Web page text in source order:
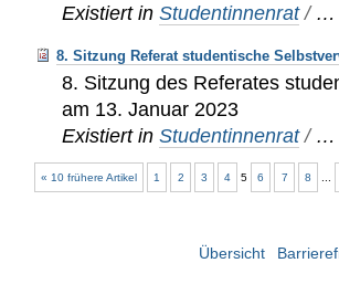
Existiert in Studentinnenrat /
8. Sitzung Referat studentische
8. Sitzung des Referates
am 13. Januar 2023
Existiert in Studentinnenrat /
« 10 frühere Artikel 1 2 3 4 5 6 7 8
Übersicht